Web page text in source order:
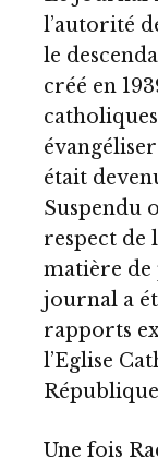
l’autorité
le
créé en
était
Suspendu
respect de
matière de
journal a
rapports
l’Eglise
République
Une fois